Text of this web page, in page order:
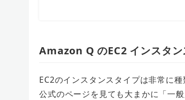
Amazon Q のEC2 インスタ
EC2のインスタンスタイプは非常に種
公式のページを見ても大まかに「一